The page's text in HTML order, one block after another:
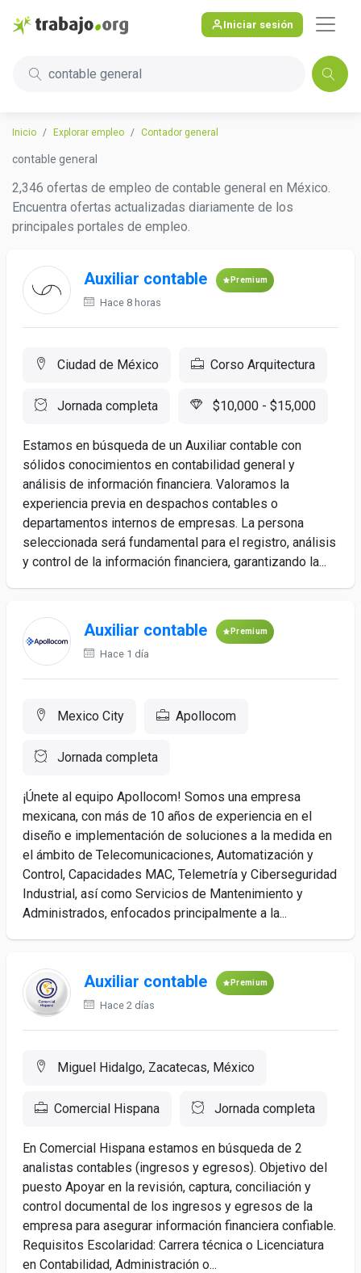
Iniciar sesión
contable general
Inicio Explorar empleo Contador general
contable general
2,346 ofertas de empleo de contable general en México.
Encuentra ofertas actualizadas diariamente de los
principales portales de empleo.
Auxiliar contable Premium
Hace 8 horas
Ciudad de México Corso Arquitectura
Jornada completa $10,000 - $15,000
Estamos en búsqueda de un Auxiliar contable con
sólidos conocimientos en contabilidad general y
análisis de información financiera. Valoramos la
experiencia previa en despachos contables o
departamentos internos de empresas. La persona
seleccionada será fundamental para el registro, análisis
y control de la información financiera, garantizando la...
Auxiliar contable Premium
Hace 1 día
Mexico City Apollocom
Jornada completa
¡Únete al equipo Apollocom! Somos una empresa
mexicana, con más de 10 años de experiencia en el
diseño e implementación de soluciones a la medida en
el ámbito de Telecomunicaciones, Automatización y
Control, Capacidades MAC, Telemetría y Ciberseguridad
Industrial, así como Servicios de Mantenimiento y
Administrados, enfocados principalmente a la...
Auxiliar contable Premium
Hace 2 días
Miguel Hidalgo, Zacatecas, México
Comercial Hispana Jornada completa
En Comercial Hispana estamos en búsqueda de 2
analistas contables (ingresos y egresos). Objetivo del
puesto Apoyar en la revisión, captura, conciliación y
control documental de los ingresos y egresos de la
empresa para asegurar información financiera confiable.
Requisitos Escolaridad: Carrera técnica o Licenciatura
en Contabilidad, Administración o...